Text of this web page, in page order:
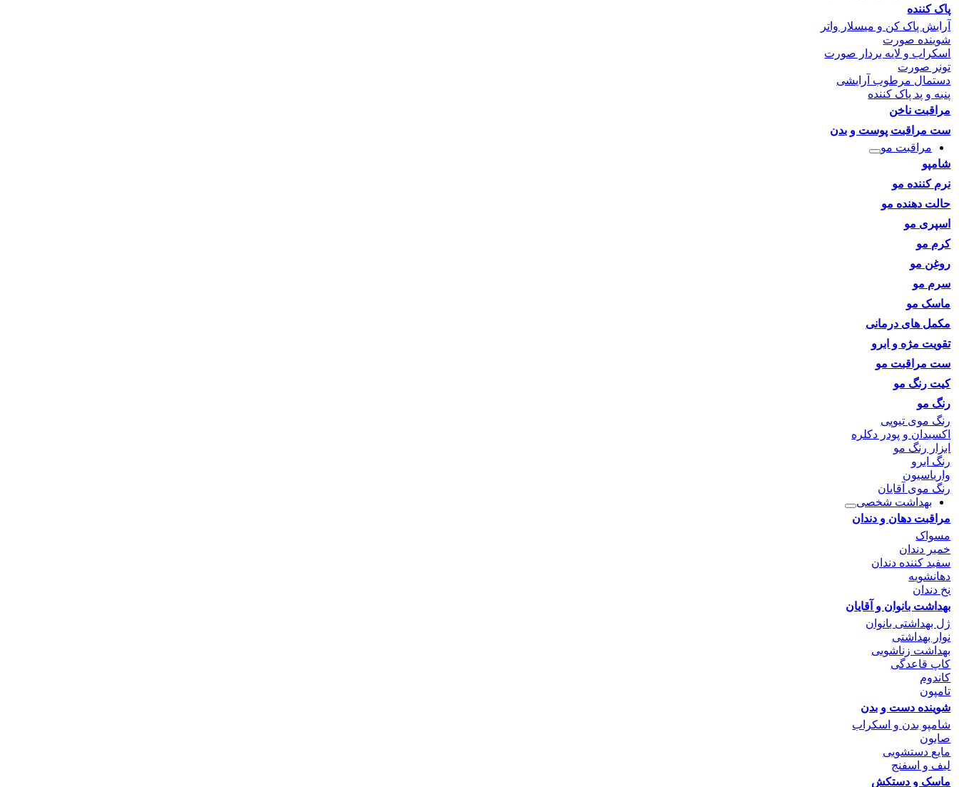
پاک کننده
آرایش پاک کن و میسلار واتر
شوینده صورت
اسکراب و لایه بردار صورت
تونر صورت
دستمال مرطوب آرایشی
پنبه و پد پاک کننده
مراقبت ناخن
ست مراقبت پوست و بدن
مراقبت مو
شامپو
نرم کننده مو
حالت دهنده مو
اسپری مو
کرم مو
روغن مو
سرم مو
ماسک مو
مکمل های درمانی
تقویت مژه و ابرو
ست مراقبت مو
کیت رنگ مو
رنگ مو
رنگ موی تیوپی
اکسیدان و پودر دکلره
ابزار رنگ مو
رنگ ابرو
واریاسیون
رنگ موی آقایان
بهداشت شخصی
مراقبت دهان و دندان
مسواک
خمیر دندان
سفید کننده دندان
دهانشویه
نخ دندان
بهداشت بانوان و آقایان
ژل بهداشتی بانوان
نوار بهداشتی
بهداشت زناشویی
کاپ قاعدگی
کاندوم
تامپون
شوینده دست و بدن
شامپو بدن و اسکراب
صابون
مایع دستشویی
لیف و اسفنج
ماسک و دستکش